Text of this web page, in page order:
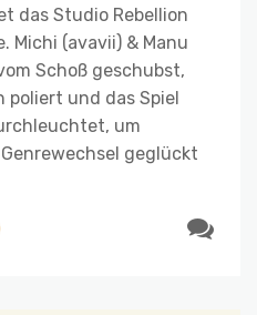
das Studio Rebellion
Michi (avavii) & Manu
Schoß geschubst,
poliert und das Spiel
um
geglückt